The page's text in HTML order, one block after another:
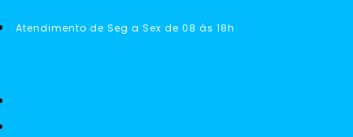
Atendimento de Seg a Sex de 08 às 18h